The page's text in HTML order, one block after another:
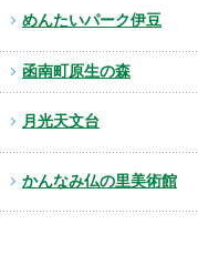
めんたいパーク伊豆
函南町原生の森
月光天文台
かんなみ仏の里美術館